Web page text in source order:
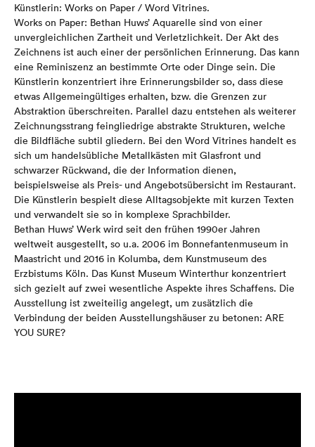
Künstlerin: Works on Paper / Word Vitrines.
Works on Paper: Bethan Huws’ Aquarelle sind von einer
unvergleichlichen Zartheit und Verletzlichkeit. Der Akt des
Zeichnens ist auch einer der persönlichen Erinnerung. Das kann
eine Reminiszenz an bestimmte Orte oder Dinge sein. Die
Künstlerin konzentriert ihre Erinnerungsbilder so, dass diese
etwas Allgemeingültiges erhalten, bzw. die Grenzen zur
Abstraktion überschreiten. Parallel dazu entstehen als weiterer
Zeichnungsstrang feingliedrige abstrakte Strukturen, welche
die Bildfläche subtil gliedern. Bei den Word Vitrines handelt es
sich um handelsübliche Metallkästen mit Glasfront und
schwarzer Rückwand, die der Information dienen,
beispielsweise als Preis- und Angebotsübersicht im Restaurant.
Die Künstlerin bespielt diese Alltagsobjekte mit kurzen Texten
und verwandelt sie so in komplexe Sprachbilder.
Bethan Huws’ Werk wird seit den frühen 1990er Jahren
weltweit ausgestellt, so u.a. 2006 im Bonnefantenmuseum in
Maastricht und 2016 in Kolumba, dem Kunstmuseum des
Erzbistums Köln. Das Kunst Museum Winterthur konzentriert
sich gezielt auf zwei wesentliche Aspekte ihres Schaffens. Die
Ausstellung ist zweiteilig angelegt, um zusätzlich die
Verbindung der beiden Ausstellungshäuser zu betonen: ARE
YOU SURE?